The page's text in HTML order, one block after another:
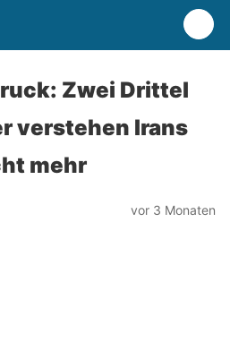
Zwei Drittel
verstehen Irans
mehr
vor 3 Monaten